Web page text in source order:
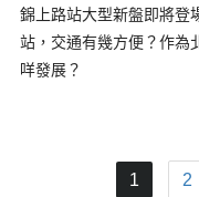
錦上路站大型新盤即將登
站，交通有幾方便？作為
咩發展？
1 2